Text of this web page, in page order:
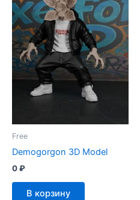
Free
Demogorgon 3D Model
0₽
В корзину